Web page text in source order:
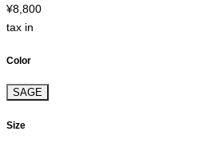
¥8,800
tax in
Color
SAGE
Size